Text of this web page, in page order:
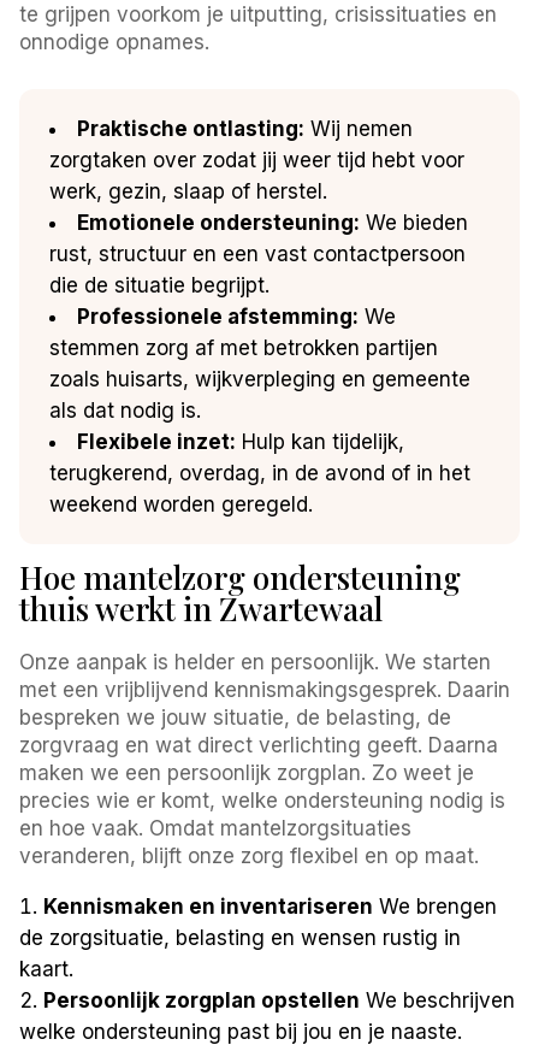
te grijpen voorkom je uitputting, crisissituaties en
onnodige opnames.
Praktische ontlasting: Wij nemen
zorgtaken over zodat jij weer tijd hebt voor
werk, gezin, slaap of herstel.
Emotionele ondersteuning: We bieden
rust, structuur en een vast contactpersoon
die de situatie begrijpt.
Professionele afstemming: We
stemmen zorg af met betrokken partijen
zoals huisarts, wijkverpleging en gemeente
als dat nodig is.
Flexibele inzet: Hulp kan tijdelijk,
terugkerend, overdag, in de avond of in het
weekend worden geregeld.
Hoe mantelzorg ondersteuning
thuis werkt in Zwartewaal
Onze aanpak is helder en persoonlijk. We starten
met een vrijblijvend kennismakingsgesprek. Daarin
bespreken we jouw situatie, de belasting, de
zorgvraag en wat direct verlichting geeft. Daarna
maken we een persoonlijk zorgplan. Zo weet je
precies wie er komt, welke ondersteuning nodig is
en hoe vaak. Omdat mantelzorgsituaties
veranderen, blijft onze zorg flexibel en op maat.
Kennismaken en inventariseren We brengen
de zorgsituatie, belasting en wensen rustig in
kaart.
Persoonlijk zorgplan opstellen We beschrijven
welke ondersteuning past bij jou en je naaste.